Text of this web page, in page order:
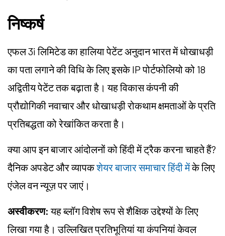
निष्कर्ष
एफल 3i लिमिटेड का हालिया पेटेंट अनुदान भारत में धोखाधड़ी
का पता लगाने की विधि के लिए इसके IP पोर्टफोलियो को 18
अद्वितीय पेटेंट तक बढ़ाता है। यह विकास कंपनी की
प्रौद्योगिकी नवाचार और धोखाधड़ी रोकथाम क्षमताओं के प्रति
प्रतिबद्धता को रेखांकित करता है।
क्या आप इन बाजार आंदोलनों को हिंदी में ट्रैक करना चाहते हैं?
दैनिक अपडेट और व्यापकशेयर बाजार समाचार हिंदी मेंके लिए
एंजेल वन न्यूज़ पर जाएं।
अस्वीकरण: यह ब्लॉग विशेष रूप से शैक्षिक उद्देश्यों के लिए
लिखा गया है। उल्लिखित प्रतिभूतियां या कंपनियां केवल